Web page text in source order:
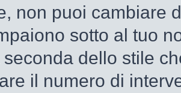
non puoi cambiare
sotto al tuo
seconda dello stile
il numero di